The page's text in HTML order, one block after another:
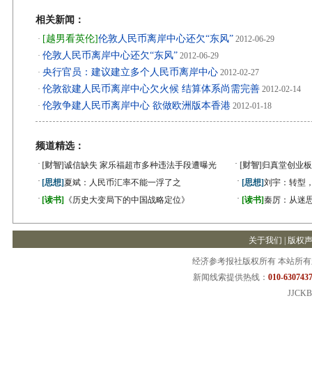
相关新闻：
· [越男看英伦]伦敦人民币离岸中心还欠“东风” 2012-06-29
· 伦敦人民币离岸中心还欠“东风” 2012-06-29
· 央行官员：建议建立多个人民币离岸中心 2012-02-27
· 伦敦欲建人民币离岸中心欠火候 结算体系尚需完善 2012-02-14
· 伦敦争建人民币离岸中心 欲做欧洲版本香港 2012-01-18
频道精选：
· [财智]诚信缺失 家乐福超市多种违法手段遭曝光 · [财智] 归真堂创业
· [思想]夏斌：人民币汇率不能一浮了之 · [思想]刘宇：转型
· [读书] 《历史大变局下的中国战略定位》 · [读书]秦厉：从迷
关于我们 版权
经济参考报社版权所有 本站所
新闻线索提供热线： 010-